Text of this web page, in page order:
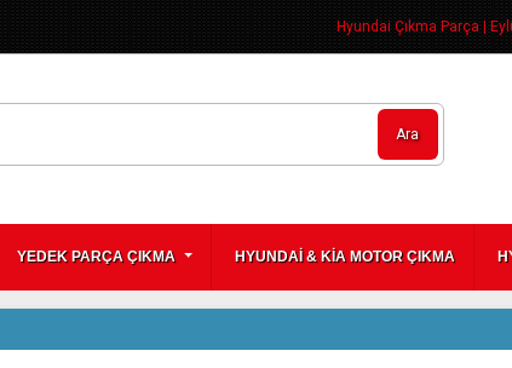
Hyundai Çıkma Parça |
Ara
YEDEK PARÇA ÇIKMA HYUNDAİ & KİA MOTOR ÇIKMA